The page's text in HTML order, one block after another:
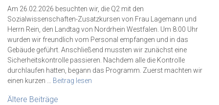
Am 26.02.2026 besuchten wir, die Q2 mit den
Sozialwissenschaften-Zusatzkursen von Frau Lagemann und
Herrn Rein, den Landtag von Nordrhein Westfalen. Um 8:00 Uhr
wurden wir freundlich vom Personal empfangen und in das
Gebäude geführt. Anschließend mussten wir zunächst eine
Sicherheitskontrolle passieren. Nachdem alle die Kontrolle
durchlaufen hatten, begann das Programm. Zuerst machten wir
einen kurzen … Beitrag lesen
Beitragsnavigation
Ältere Beiträge